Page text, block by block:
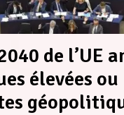
de l’UE
élevées ou